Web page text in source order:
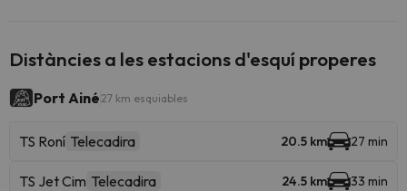
Distàncies a les estacions d'esquí properes
Port Ainé 27 km esquiables
TS Roní Telecadira 20.5 km 27 min
TS Jet Cim Telecadira 24.5 km 33 min